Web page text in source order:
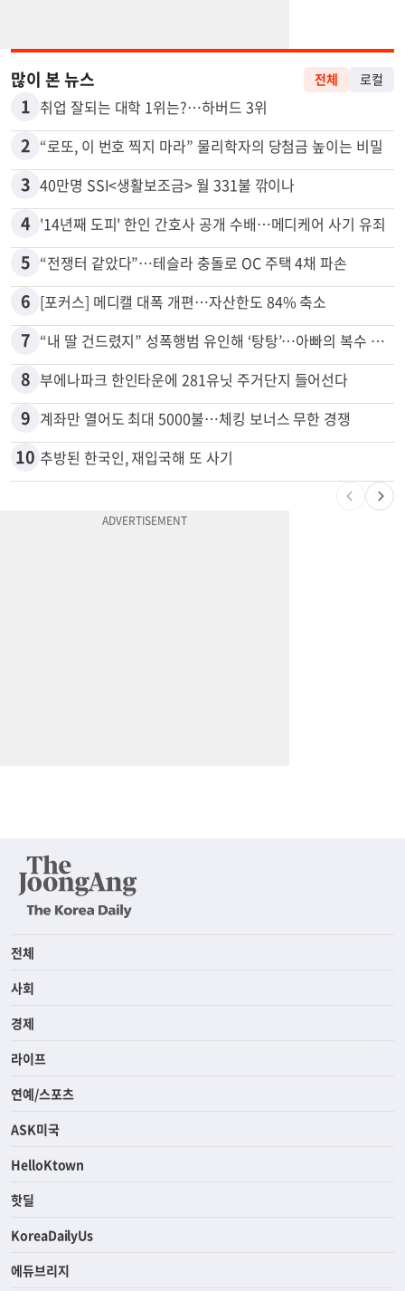
많이 본 뉴스 전체 로컬
1 취업 잘되는 대학 1위는?…하버드 3위
2 “로또, 이 번호 찍지 마라” 물리학자의 당첨금 높이는 비밀
3 40만명 SSI<생활보조금> 월 331불 깎이나
4 '14년째 도피' 한인 간호사 공개 수배…메디케어 사기 유죄
5 “전쟁터 같았다”…테슬라 충돌로 OC 주택 4채 파손
6 [포커스] 메디캘 대폭 개편…자산한도 84% 축소
7 “내 딸 건드렸지” 성폭행범 유인해 ‘탕탕’…아빠의 복수 결말
8 부에나파크 한인타운에 281유닛 주거단지 들어선다
9 계좌만 열어도 최대 5000불…체킹 보너스 무한 경쟁
10 추방된 한국인, 재입국해 또 사기
전체
사회
경제
라이프
연예/스포츠
ASK미국
HelloKtown
핫딜
KoreaDailyUs
에듀브리지